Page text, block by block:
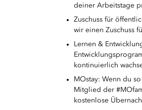
deiner Arbeitstage
Zuschuss für
wir einen Zuschuss
Lernen &
kontinuierlich
MOstay: Wenn du
Mitglied der
kostenlose